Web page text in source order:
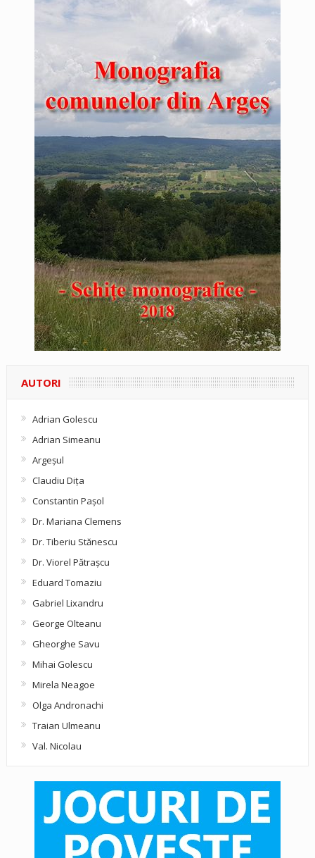
AUTORI
Adrian Golescu
Adrian Simeanu
Argeşul
Claudiu Diţa
Constantin Pașol
Dr. Mariana Clemens
Dr. Tiberiu Stănescu
Dr. Viorel Pătraşcu
Eduard Tomaziu
Gabriel Lixandru
George Olteanu
Gheorghe Savu
Mihai Golescu
Mirela Neagoe
Olga Andronachi
Traian Ulmeanu
Val. Nicolau